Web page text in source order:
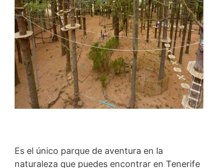
Es el único parque de aventura en la
naturaleza que puedes encontrar en Tenerife